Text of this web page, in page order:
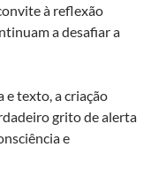
à reflexão
a desafiar a
e texto, a criação
grito de alerta
e